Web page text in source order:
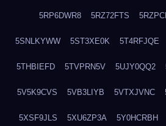
5RP6DWR8 5RZ72FTS
5SNLKYWW 5ST3XE0K 5T4RFJQE
5THBIEFD 5TVPRN5V 5UJY0QQ2
5V5K9CVS 5VB3LIYB 5VTXJVNC
5XSF9JLS 5XU6ZP3A 5Y0HCRBH